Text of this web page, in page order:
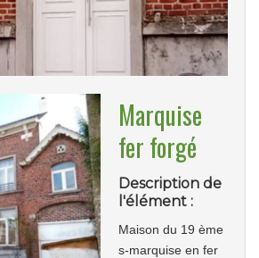
Marquise
fer forgé
Description de
l'élément :
Maison du 19 ème
s-marquise en fer